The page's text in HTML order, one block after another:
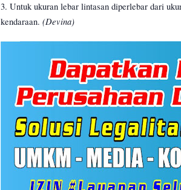
3. Untuk ukuran lebar lintasan diperlebar dari
kendaraan. (Devina)